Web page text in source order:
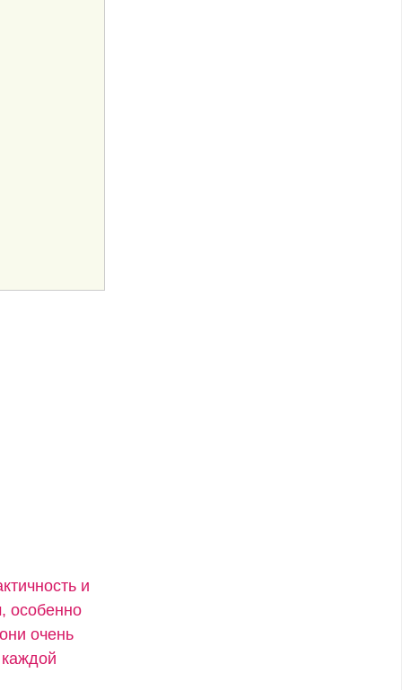
и
особенно
очень